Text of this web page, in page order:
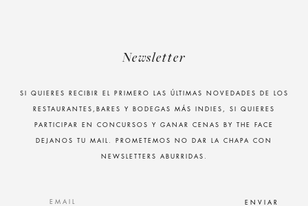
Newsletter
SI QUIERES RECIBIR EL PRIMERO LAS ÚLTIMAS NOVEDADES DE LOS
RESTAURANTES,BARES Y BODEGAS MÁS INDIES, SI QUIERES
PARTICIPAR EN CONCURSOS Y GANAR CENAS BY THE FACE
DEJANOS TU MAIL. PROMETEMOS NO DAR LA CHAPA CON
NEWSLETTERS ABURRIDAS.